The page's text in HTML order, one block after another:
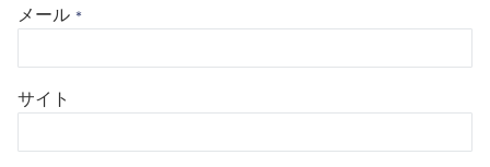
メール *
サイト